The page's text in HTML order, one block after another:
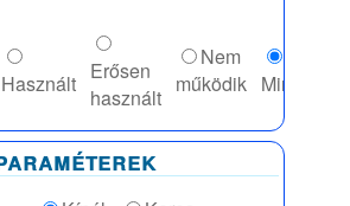
Használt Erősen
használt
Nem
működik Mindegy